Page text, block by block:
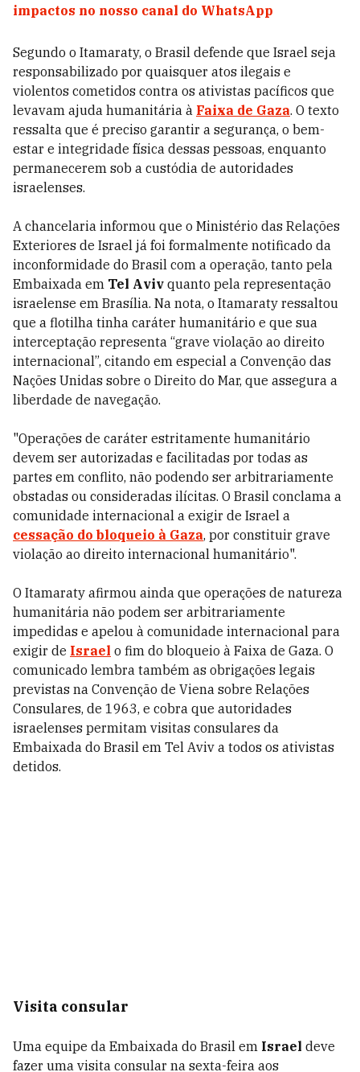
impactos no nosso canal do WhatsApp
Segundo o Itamaraty, o Brasil defende que Israel seja
responsabilizado por quaisquer atos ilegais e
violentos cometidos contra os ativistas pacíficos que
levavam ajuda humanitária à Faixa de Gaza. O texto
ressalta que é preciso garantir a segurança, o bem-
estar e integridade física dessas pessoas, enquanto
permanecerem sob a custódia de autoridades
israelenses.
A chancelaria informou que o Ministério das Relações
Exteriores de Israel já foi formalmente notificado da
inconformidade do Brasil com a operação, tanto pela
Embaixada em Tel Aviv quanto pela representação
israelense em Brasília. Na nota, o Itamaraty ressaltou
que a flotilha tinha caráter humanitário e que sua
interceptação representa “grave violação ao direito
internacional”, citando em especial a Convenção das
Nações Unidas sobre o Direito do Mar, que assegura a
liberdade de navegação.
"Operações de caráter estritamente humanitário
devem ser autorizadas e facilitadas por todas as
partes em conflito, não podendo ser arbitrariamente
obstadas ou consideradas ilícitas. O Brasil conclama a
comunidade internacional a exigir de Israel a
cessação do bloqueio à Gaza, por constituir grave
violação ao direito internacional humanitário".
O Itamaraty afirmou ainda que operações de natureza
humanitária não podem ser arbitrariamente
impedidas e apelou à comunidade internacional para
exigir de Israel o fim do bloqueio à Faixa de Gaza. O
comunicado lembra também as obrigações legais
previstas na Convenção de Viena sobre Relações
Consulares, de 1963, e cobra que autoridades
israelenses permitam visitas consulares da
Embaixada do Brasil em Tel Aviv a todos os ativistas
detidos.
Visita consular
Uma equipe da Embaixada do Brasil em Israel deve
fazer uma visita consular na sexta-feira aos